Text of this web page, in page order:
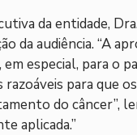
da entidade,
da audiência. “A
especial, para o
para que
do câncer”,
aplicada.”